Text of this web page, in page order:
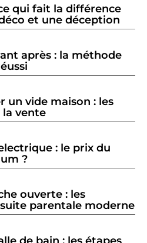
qui fait la différence
et une déception
après : la méthode
un vide maison : les
la vente
: le prix du
?
ouverte : les
parentale moderne